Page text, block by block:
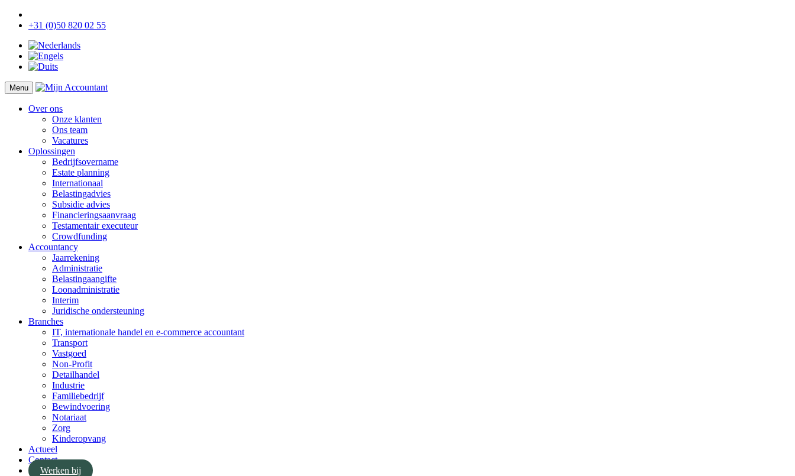
+31 (0)50 820 02 55
Menu
Over ons
Onze klanten
Ons team
Vacatures
Oplossingen
Bedrijfsovername
Estate planning
Internationaal
Belastingadvies
Subsidie advies
Financieringsaanvraag
Testamentair executeur
Crowdfunding
Accountancy
Jaarrekening
Administratie
Belastingaangifte
Loonadministratie
Interim
Juridische ondersteuning
Branches
IT, internationale handel en e-commerce accountant
Transport
Vastgoed
Non-Profit
Detailhandel
Industrie
Familiebedrijf
Bewindvoering
Notariaat
Zorg
Kinderopvang
Actueel
Contact
Werken bij